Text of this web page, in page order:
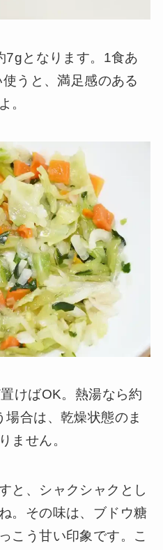
7gとなります。1食あ
うと、満足感のある
。
けばOK。熱湯なら約
合は、乾燥状態のま
ません。
と、シャクシャクとし
。その味は、ブドウ糖
こう甘い印象です。こ